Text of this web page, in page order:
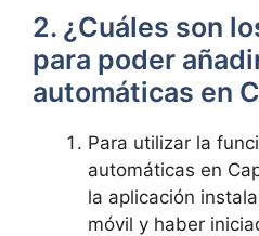
2. ¿Cuáles son
para poder
automáticas en
Para utilizar la
automáticas en
la aplicación
móvil y haber